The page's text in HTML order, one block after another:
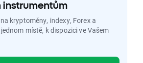
instrumentům
kryptoměny, indexy, Forex a
místě, k dispozici ve Vašem